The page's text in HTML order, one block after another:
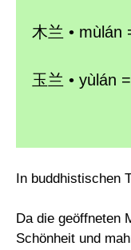
木兰 • mùlán
玉兰 • yùlán
In buddhistischen
Da die geöffneten
Schönheit und